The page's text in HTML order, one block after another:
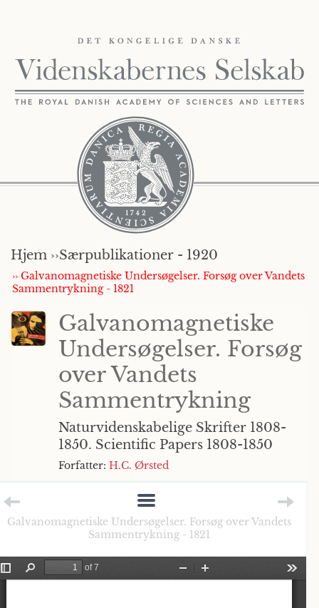
Hjem ››Særpublikationer - 1920
›› Galvanomagnetiske Undersøgelser. Forsøg over Vandets
Sammentrykning - 1821
Galvanomagnetiske
Undersøgelser. Forsøg
over Vandets
Sammentrykning
Naturvidenskabelige Skrifter 1808-
1850. Scientific Papers 1808-1850
Forfatter: H.C. Ørsted
Galvanomagnetiske Undersøgelser. Forsøg over Vandets
Sammentrykning - 1821